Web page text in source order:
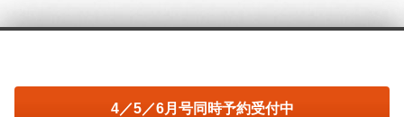
4／5／6月号同時予約受付中